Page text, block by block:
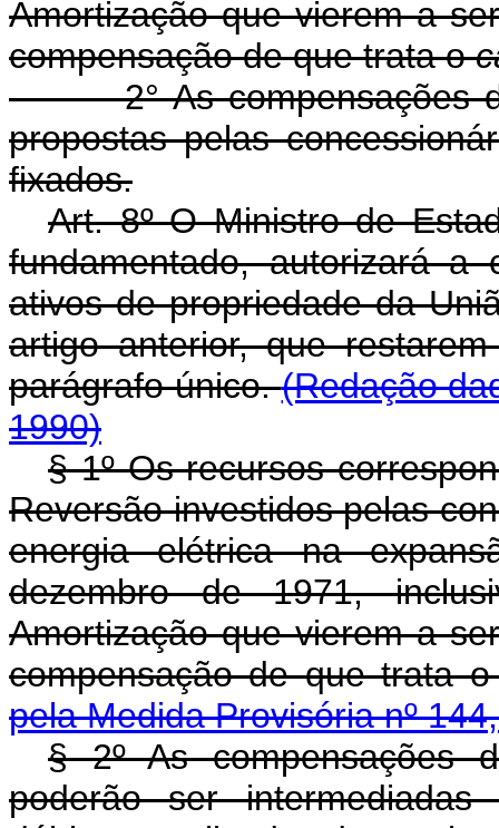
Amortização que vierem a
compensação de que trata o
2° As compensações de
propostas pelas
fixados.
Art. 8º O Ministro de
fundamentado, autorizará a
ativos de propriedade da
artigo anterior, que
parágrafo único.(Redação
1990)
§ 1º Os recursos
Reversão investidos pelas
energia elétrica na
dezembro de 1971,
Amortização que vierem a
compensação de que trata
pela Medida Provisória nº
§ 2º As
poderão ser